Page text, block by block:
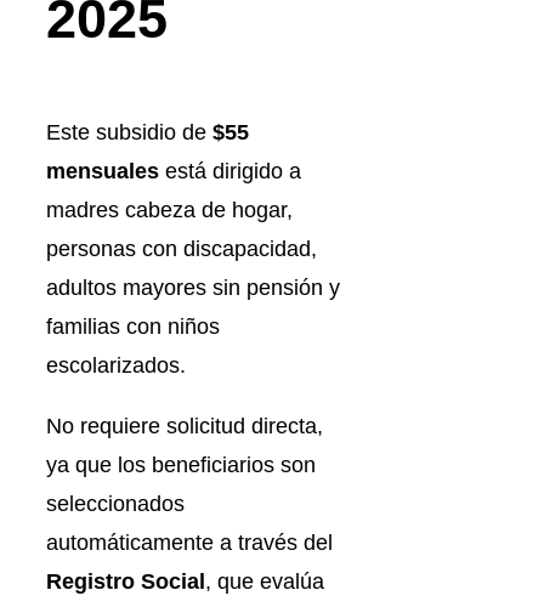
2025
Este subsidio de $55
mensuales está dirigido a
madres cabeza de hogar,
personas con discapacidad,
adultos mayores sin pensión y
familias con niños
escolarizados.
No requiere solicitud directa,
ya que los beneficiarios son
seleccionados
automáticamente a través del
Registro Social , que evalúa